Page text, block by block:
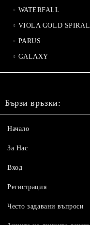
WATERFALL
VIOLA GOLD SPIRAL
PARUS
GALAXY
Бързи връзки:
Начало
За Нас
Вход
Регистрация
Често задавани въпроси